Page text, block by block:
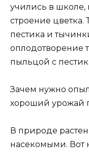
учились в школе,
строение цветка.
пестика и
оплодотворение
пыльцой с
Зачем нужно
хороший урожай
В природе
насекомыми. Вот